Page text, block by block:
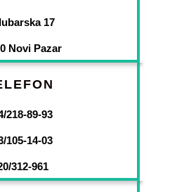
17
Novi Pazar
218-89-93
105-14-03
312-961